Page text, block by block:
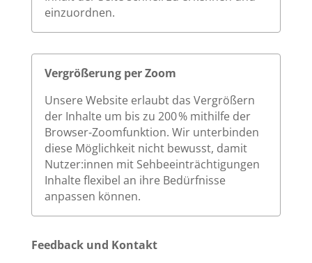
einzuordnen.
Vergrößerung per Zoom
Unsere Website erlaubt das Vergrößern
der Inhalte um bis zu 200 % mithilfe der
Browser-Zoomfunktion. Wir unterbinden
diese Möglichkeit nicht bewusst, damit
Nutzer:innen mit Sehbeeinträchtigungen
Inhalte flexibel an ihre Bedürfnisse
anpassen können.
Feedback und Kontakt